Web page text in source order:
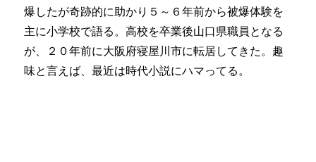
爆したが奇跡的に助かり５～６年前から被爆体験を
主に小学校で語る。高校を卒業後山口県職員となる
が、２０年前に大阪府寝屋川市に転居してきた。趣
味と言えば、最近は時代小説にハマってる。